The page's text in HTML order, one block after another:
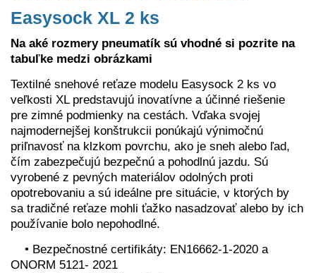
Easysock XL 2 ks
Na aké rozmery pneumatík sú vhodné si pozrite na
tabuľke medzi obrázkami
Textilné snehové reťaze modelu Easysock 2 ks vo
veľkosti XL predstavujú inovatívne a účinné riešenie
pre zimné podmienky na cestách. Vďaka svojej
najmodernejšej konštrukcii ponúkajú výnimočnú
priľnavosť na klzkom povrchu, ako je sneh alebo ľad,
čím zabezpečujú bezpečnú a pohodlnú jazdu. Sú
vyrobené z pevných materiálov odolných proti
opotrebovaniu a sú ideálne pre situácie, v ktorých by
sa tradičné reťaze mohli ťažko nasadzovať alebo by ich
používanie bolo nepohodlné.
• Bezpečnostné certifikáty: EN16662-1-2020 a
ONORM 5121- 2021